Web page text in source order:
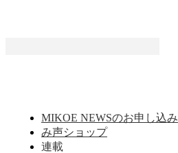
MIKOE NEWSのお申し込み
み声ショップ
連載